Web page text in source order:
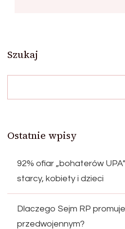
Szukaj
Ostatnie wpisy
92% ofiar „bohaterów
starcy, kobiety i dzieci
Dlaczego Sejm RP
przedwojennym?